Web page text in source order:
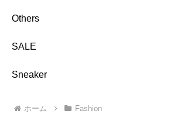
Others
SALE
Sneaker
ホーム Fashion